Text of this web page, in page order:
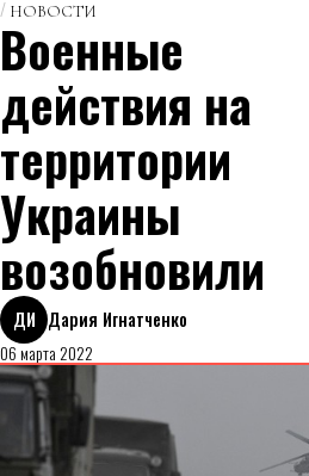
НОВОСТИ
Военные
действия на
территории
Украины
возобновили
ДИ Дария Игнатченко
06 марта 2022